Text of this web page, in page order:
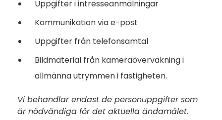
Uppgifter i intresseanmälningar
Kommunikation via e-post
Uppgifter från telefonsamtal
Bildmaterial från kameraövervakning i
allmänna utrymmen i fastigheten.
Vi behandlar endast de personuppgifter som
är nödvändiga för det aktuella ändamålet.